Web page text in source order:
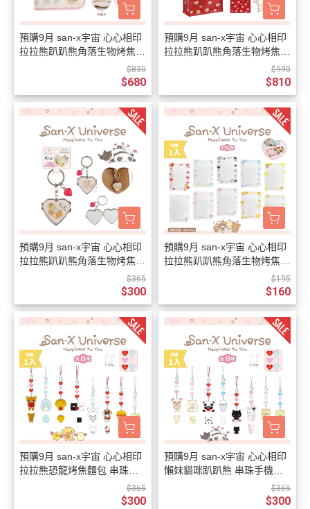
預購9月 san-x宇宙 心心相印
拉拉熊趴趴熊角落生物烤焦麵
$830
$680
預購9月 san-x宇宙 心心相印
拉拉熊趴趴熊角落生物烤焦麵
$990
$810
預購9月 san-x宇宙 心心相印
拉拉熊趴趴熊角落生物烤焦麵
$365
$300
預購9月 san-x宇宙 心心相印
拉拉熊趴趴熊角落生物烤焦麵
包 卡套 盲抽全10種隨機1入
$195
$160
預購9月 san-x宇宙 心心相印
拉拉熊恐龍烤焦麵包 串珠手
機吊飾 盲抽 全8種 隨機1入$365
$300
預購9月 san-x宇宙 心心相印
懶妹貓咪趴趴熊 串珠手機吊
$365
$300